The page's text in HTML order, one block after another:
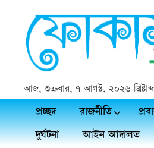
আজ, শুক্রবার, ৭ আগস্ট, ২০২৬
প্রচ্ছদ রাজনীতি
দুর্ঘটনা
আইন আদালত